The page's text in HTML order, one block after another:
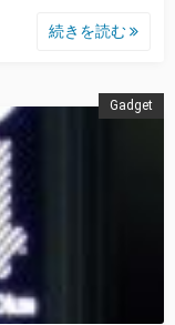
続きを読む
Gadget